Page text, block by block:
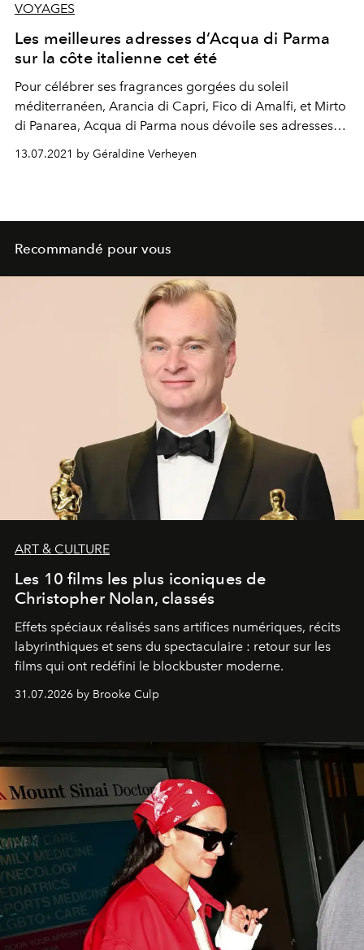
VOYAGES
Les meilleures adresses d’Acqua di Parma
sur la côte italienne cet été
Pour célébrer ses fragrances gorgées du soleil
méditerranéen, Arancia di Capri, Fico di Amalfi, et Mirto
di Panarea, Acqua di Parma nous dévoile ses adresses
secrètes sur la côte italienne. Suivez le guide.
13.07.2021 by Géraldine Verheyen
Recommandé pour vous
ART & CULTURE
Les 10 films les plus iconiques de
Christopher Nolan, classés
Effets spéciaux réalisés sans artifices numériques, récits
labyrinthiques et sens du spectaculaire : retour sur les
films qui ont redéfini le blockbuster moderne.
31.07.2026 by Brooke Culp